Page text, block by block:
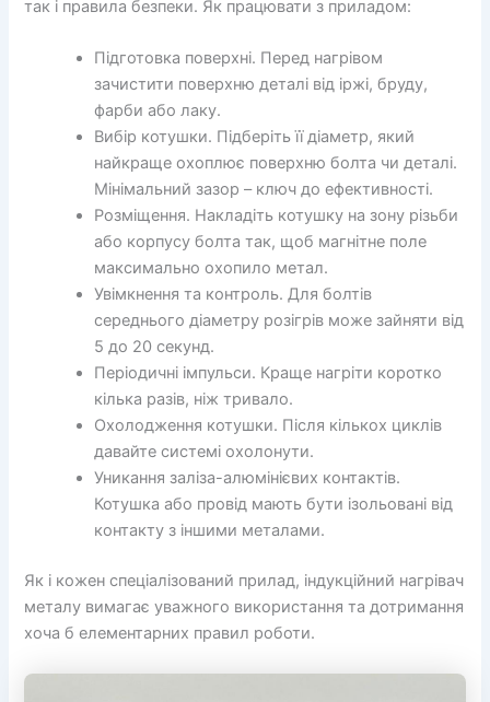
так і правила безпеки. Як працювати з приладом:
Підготовка поверхні. Перед нагрівом
зачистити поверхню деталі від іржі, бруду,
фарби або лаку.
Вибір котушки. Підберіть її діаметр, який
найкраще охоплює поверхню болта чи деталі.
Мінімальний зазор – ключ до ефективності.
Розміщення. Накладіть котушку на зону різьби
або корпусу болта так, щоб магнітне поле
максимально охопило метал.
Увімкнення та контроль. Для болтів
середнього діаметру розігрів може зайняти від
5 до 20 секунд.
Періодичні імпульси. Краще нагріти коротко
кілька разів, ніж тривало.
Охолодження котушки. Після кількох циклів
давайте системі охолонути.
Уникання заліза-алюмінієвих контактів.
Котушка або провід мають бути ізольовані від
контакту з іншими металами.
Як і кожен спеціалізований прилад, індукційний нагрівач
металу вимагає уважного використання та дотримання
хоча б елементарних правил роботи.